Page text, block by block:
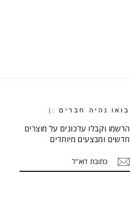
בואו נהיה חברים :)
הרשמו וקבלו עדכונים על מוצרים
חדשים ומבצעים מיוחדים
דוא"ל